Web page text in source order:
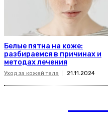
Белые пятна на коже:
разбираемся в причинах и
методах лечения
Уход за кожей тела 21.11.2024